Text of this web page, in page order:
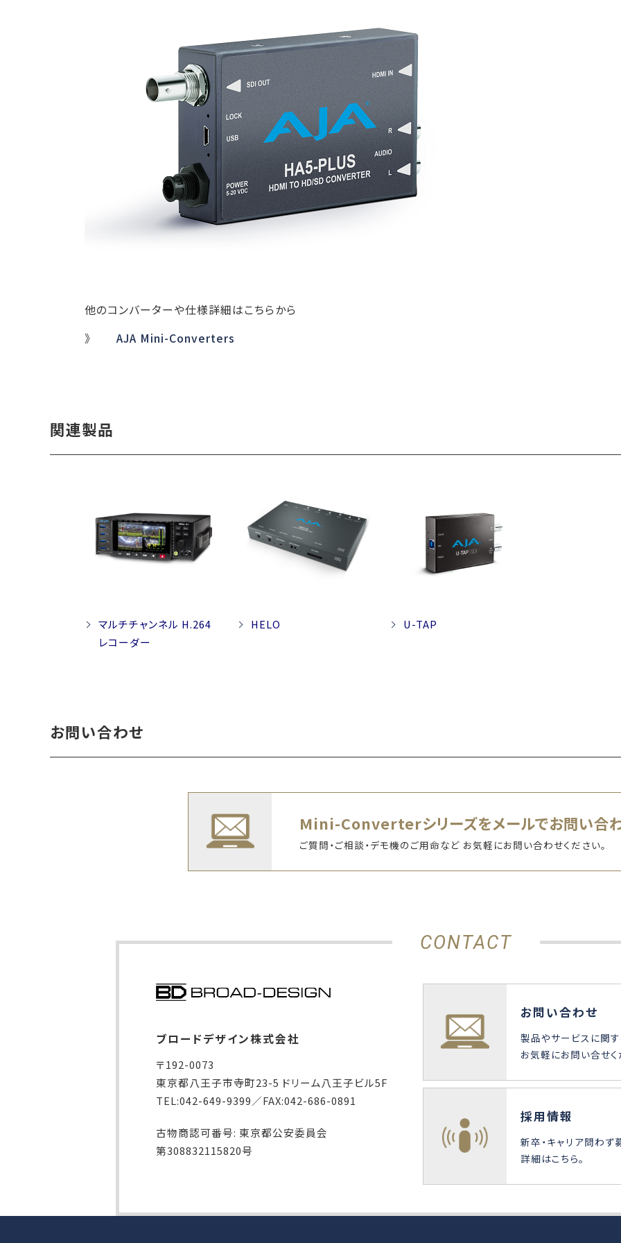
他のコンバーターや仕様詳細はこちらから
》
AJA Mini-Converters
関連製品
マルチチャンネル H.264
レコーダー
HELO U-TAP
お問い合わせ
Mini-Converterシリーズをメールでお問い合
ご質問・ご相談・デモ機のご用命など お気軽にお問い合わせください。
CONTACT
ブロードデザイン株式会社
〒192-0073
東京都八王子市寺町23-5 ドリーム八王子ビル5F
TEL:042-649-9399／FAX:042-686-0891
古物商認可番号: 東京都公安委員会
第308832115820号
お問い合わせ
製品やサービスに関
お気軽にお問い合せく
採用情報
新卒・キャリア問わず
詳細はこちら。